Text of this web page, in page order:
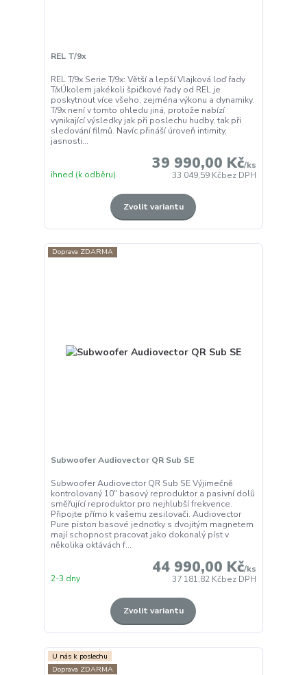
REL T/9x
REL T/9x Serie T/9x: Větší a lepší Vlajková loď řady
T/xÚkolem jakékoli špičkové řady od REL je
poskytnout více všeho, zejména výkonu a dynamiky.
T/9x není v tomto ohledu jiná, protože nabízí
vynikající výsledky jak při poslechu hudby, tak při
sledování filmů. Navíc přináší úroveň intimity,
jasnosti...
39 990,00 Kč/ks
33 049,59 Kčbez DPH
ihned (k odběru)
Zvolit variantu
Doprava ZDARMA
Subwoofer Audiovector QR Sub SE
Subwoofer Audiovector QR Sub SE Výjimečně
kontrolovaný 10" basový reproduktor a pasivní dolů
směřující reproduktor pro nejhlubší frekvence.
Připojte přímo k vašemu zesilovači. Audiovector
Pure piston basové jednotky s dvojitým magnetem
mají schopnost pracovat jako dokonalý píst v
několika oktávách f...
44 990,00 Kč/ks
37 181,82 Kčbez DPH
2-3 dny
Zvolit variantu
U nás k poslechu
Doprava ZDARMA